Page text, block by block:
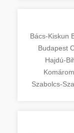
Bács-Kiskun
Budapest
Hajdú-
Szabolcs-